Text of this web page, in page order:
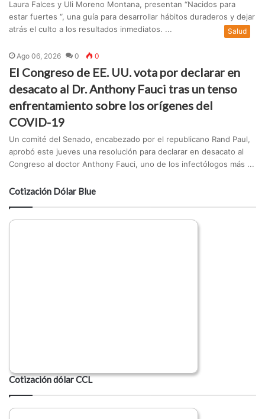
Laura Falces y Uli Moreno Montana, presentan “Nacidos para
estar fuertes “, una guía para desarrollar hábitos duraderos y dejar
atrás el culto a los resultados inmediatos. ...
Salud
Ago 06, 2026 0 0
El Congreso de EE. UU. vota por declarar en
desacato al Dr. Anthony Fauci tras un tenso
enfrentamiento sobre los orígenes del
COVID-19
Un comité del Senado, encabezado por el republicano Rand Paul,
aprobó este jueves una resolución para declarar en desacato al
Congreso al doctor Anthony Fauci, uno de los infectólogos más ...
Cotización Dólar Blue
Cotización dólar CCL